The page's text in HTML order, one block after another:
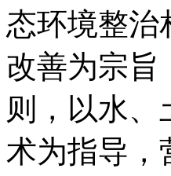
态环境整治
改善为宗旨
则，以水
术为指导，